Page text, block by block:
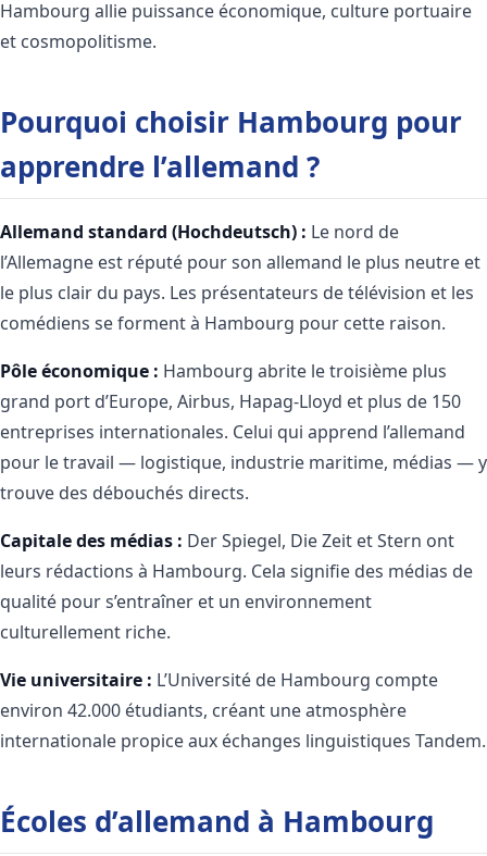
Hambourg allie puissance économique, culture portuaire
et cosmopolitisme.
Pourquoi choisir Hambourg pour
apprendre l’allemand ?
Allemand standard (Hochdeutsch) : Le nord de
l’Allemagne est réputé pour son allemand le plus neutre et
le plus clair du pays. Les présentateurs de télévision et les
comédiens se forment à Hambourg pour cette raison.
Pôle économique : Hambourg abrite le troisième plus
grand port d’Europe, Airbus, Hapag-Lloyd et plus de 150
entreprises internationales. Celui qui apprend l’allemand
pour le travail — logistique, industrie maritime, médias — y
trouve des débouchés directs.
Capitale des médias : Der Spiegel, Die Zeit et Stern ont
leurs rédactions à Hambourg. Cela signifie des médias de
qualité pour s’entraîner et un environnement
culturellement riche.
Vie universitaire : L’Université de Hambourg compte
environ 42.000 étudiants, créant une atmosphère
internationale propice aux échanges linguistiques Tandem.
Écoles d’allemand à Hambourg